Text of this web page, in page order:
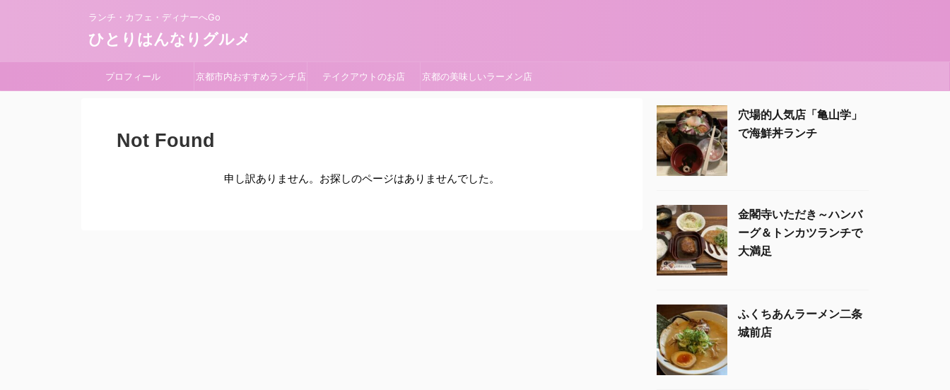
ランチ・カフェ・ディナーへGo
ひとりはんなりグルメ
プロフィール 京都市内おすすめランチ店 テイクアウトのお店 京都の美味しいラーメン店
Not Found
申し訳ありません。お探しのページはありませんでした。
穴場的人気店「亀山学」
で海鮮丼ランチ
金閣寺いただき～ハンバ
ーグ＆トンカツランチで
大満足
ふくちあんラーメン二条
城前店